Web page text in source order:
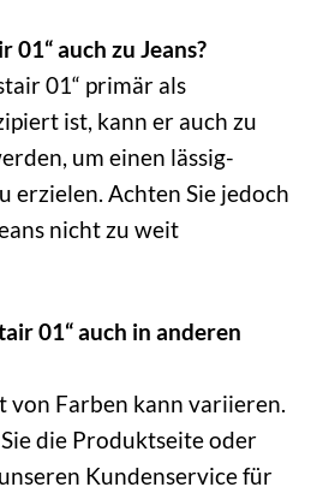
01“ auch zu Jeans?
01“ primär als
ist, kann er auch zu
um einen lässig-
erzielen. Achten Sie jedoch
nicht zu weit
01“ auch in anderen
von Farben kann variieren.
die Produktseite oder
Kundenservice für